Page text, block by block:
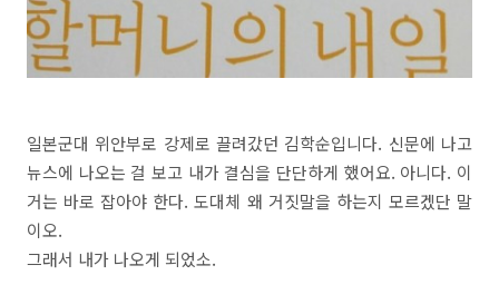
일본군대 위안부로 강제로 끌려갔던 김학순입니다. 신문에 나고
뉴스에 나오는 걸 보고 내가 결심을 단단하게 했어요. 아니다. 이
거는 바로 잡아야 한다. 도대체 왜 거짓말을 하는지 모르겠단 말
이오.
그래서 내가 나오게 되었소.